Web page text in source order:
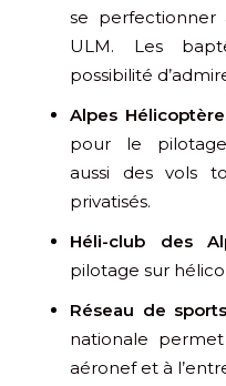
se
ULM. Les
possibilité
Alpes
pour le pilotage
aussi des vols
privatisés.
Héli-club des
pilotage sur
Réseau de
nationale
aéronef et à